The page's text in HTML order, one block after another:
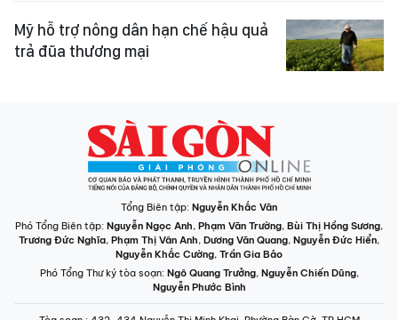
Mỹ hỗ trợ nông dân hạn chế hậu quả
trả đũa thương mại
Tổng Biên tập: Nguyễn Khắc Văn
Phó Tổng Biên tập: Nguyễn Ngọc Anh, Phạm Văn Trường, Bùi Thị Hồng Sương,
Trương Đức Nghĩa, Phạm Thị Vân Anh, Dương Văn Quang, Nguyễn Đức Hiển,
Nguyễn Khắc Cường, Trần Gia Bảo
Phó Tổng Thư ký tòa soạn: Ngô Quang Trưởng, Nguyễn Chiến Dũng,
Nguyễn Phước Bình